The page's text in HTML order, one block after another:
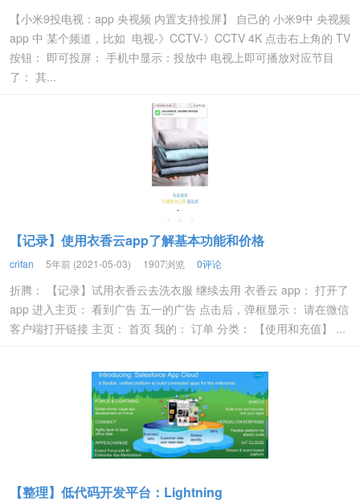
【小米9投电视：app 央视频 内置支持投屏】 自己的 小米9中 央视频
app 中 某个频道，比如 电视-》CCTV-》CCTV 4K 点击右上角的 TV
按钮： 即可投屏： 手机中显示：投放中 电视上即可播放对应节目
了： 其...
【记录】使用衣香云app了解基本功能和价格
crifan 5年前 (2021-05-03) 1907浏览 0评论
折腾： 【记录】试用衣香云去洗衣服 继续去用 衣香云 app： 打开了
app 进入主页： 看到广告 五一的广告 点击后，弹框显示： 请在微信
客户端打开链接 主页： 首页 我的： 订单 分类： 【使用和充值】 ...
【整理】低代码开发平台：Lightning